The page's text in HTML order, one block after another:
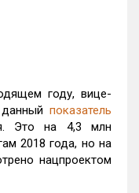
году, вице-
показатель
Это на 4,3 млн
2018 года, но на
нацпроектом